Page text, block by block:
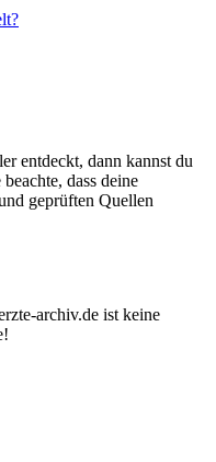
entdeckt, dann kannst du
dass deine
geprüften Quellen
archiv.de ist keine